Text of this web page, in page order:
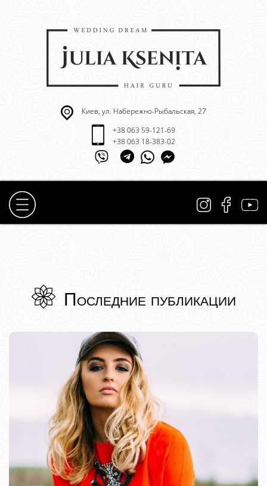
Киев, ул. Набережно-Рыбальская, 27
+38 063 59-121-69
+38 063 18-383-02
Последние публикации